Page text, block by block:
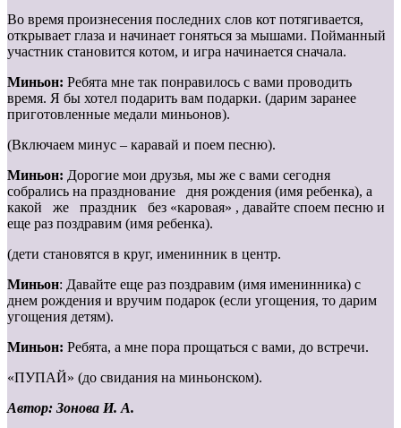
Во время произнесения последних слов кот потягивается,
открывает глаза и начинает гоняться за мышами. Пойманный
участник становится котом, и игра начинается сначала.
Миньон: Ребята мне так понравилось с вами проводить
время. Я бы хотел подарить вам подарки. (дарим заранее
приготовленные медали миньонов).
(Включаем минус – каравай и поем песню).
Миньон: Дорогие мои друзья, мы же с вами сегодня
собрались на празднование дня рождения (имя ребенка), а
какой же праздник без «каровая» , давайте споем песню и
еще раз поздравим (имя ребенка).
(дети становятся в круг, именинник в центр.
Миньон: Давайте еще раз поздравим (имя именинника) с
днем рождения и вручим подарок (если угощения, то дарим
угощения детям).
Миньон: Ребята, а мне пора прощаться с вами, до встречи.
«ПУПАЙ» (до свидания на миньонском).
Автор: Зонова И. А.